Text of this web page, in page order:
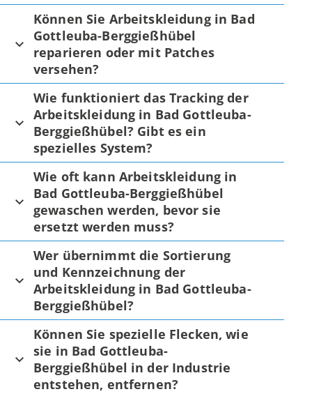
Können Sie Arbeitskleidung in Bad
Gottleuba-Berggießhübel
reparieren oder mit Patches
versehen?
Wie funktioniert das Tracking der
Arbeitskleidung in Bad Gottleuba-
Berggießhübel? Gibt es ein
spezielles System?
Wie oft kann Arbeitskleidung in
Bad Gottleuba-Berggießhübel
gewaschen werden, bevor sie
ersetzt werden muss?
Wer übernimmt die Sortierung
und Kennzeichnung der
Arbeitskleidung in Bad Gottleuba-
Berggießhübel?
Können Sie spezielle Flecken, wie
sie in Bad Gottleuba-
Berggießhübel in der Industrie
entstehen, entfernen?